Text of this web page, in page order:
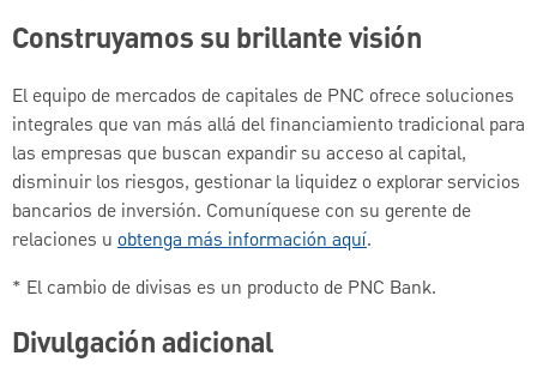
Construyamos su brillante visión
El equipo de mercados de capitales de PNC ofrece soluciones
integrales que van más allá del financiamiento tradicional para
las empresas que buscan expandir su acceso al capital,
disminuir los riesgos, gestionar la liquidez o explorar servicios
bancarios de inversión. Comuníquese con su gerente de
relaciones u obtenga más información aquí.
* El cambio de divisas es un producto de PNC Bank.
Divulgación adicional